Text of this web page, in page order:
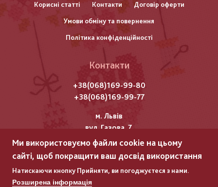
колонтитулу
Корисні статті Контакти Договір оферти
Умови обміну та повернення
Політика конфіденційності
Контакти
+38(068)169-99-80
+38(068)169-99-77
м. Львів
вул. Газова, 7
Всі права захищені "Мережка"
Copyright © 2025
Ми використовуємо файли cookie на цьому
сайті, щоб покращити ваш досвід використання
Натискаючи кнопку Прийняти, ви погоджуєтеся з нами.
Розширена інформація